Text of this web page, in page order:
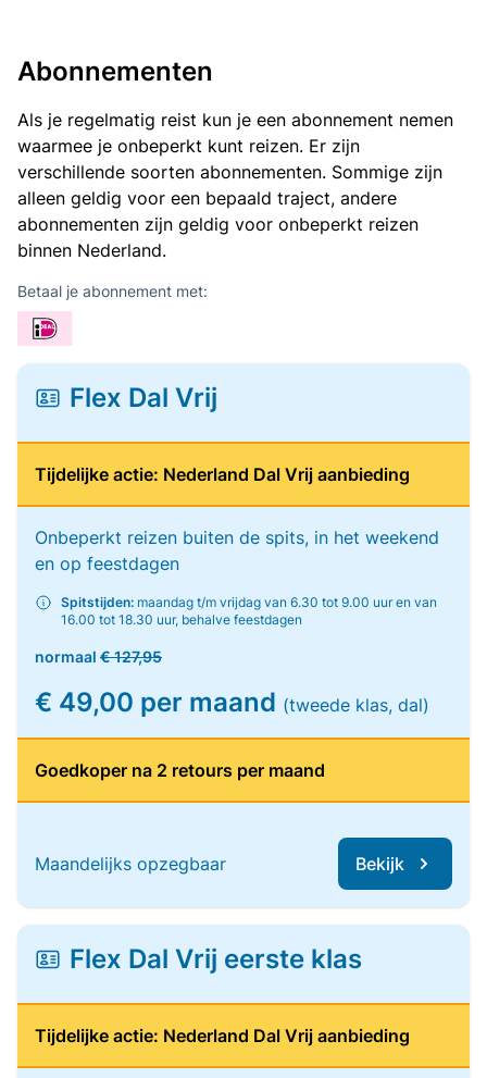
Abonnementen
Als je regelmatig reist kun je een abonnement nemen
waarmee je onbeperkt kunt reizen. Er zijn
verschillende soorten abonnementen. Sommige zijn
alleen geldig voor een bepaald traject, andere
abonnementen zijn geldig voor onbeperkt reizen
binnen Nederland.
Betaal je abonnement met:
Flex Dal Vrij
Tijdelijke actie: Nederland Dal Vrij aanbieding
Onbeperkt reizen buiten de spits, in het weekend
en op feestdagen
Spitstijden: maandag t/m vrijdag van 6.30 tot 9.00 uur en van
16.00 tot 18.30 uur, behalve feestdagen
normaal € 127,95
€ 49,00 per maand (tweede klas, dal)
Goedkoper na 2 retours per maand
Maandelijks opzegbaar Bekijk
Flex Dal Vrij eerste klas
Tijdelijke actie: Nederland Dal Vrij aanbieding